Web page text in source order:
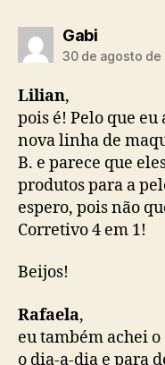
Gabidiz:
30 de agosto de
Lilian,
pois é! Pelo que
nova linha de
B. e parece que
produtos para a
espero, pois não
Corretivo 4 em 1!
Beijos!
Rafaela,
eu também achei
o dia-a-dia e para